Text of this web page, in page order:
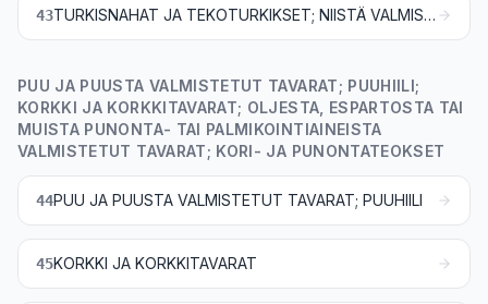
43 TURKISNAHAT JA TEKOTURKIKSET; NIISTÄ VALMISTETUT TAVARAT
PUU JA PUUSTA VALMISTETUT TAVARAT; PUUHIILI;
KORKKI JA KORKKITAVARAT; OLJESTA, ESPARTOSTA TAI
MUISTA PUNONTA- TAI PALMIKOINTIAINEISTA
VALMISTETUT TAVARAT; KORI- JA PUNONTATEOKSET
44PUU JA PUUSTA VALMISTETUT TAVARAT; PUUHIILI
45KORKKI JA KORKKITAVARAT